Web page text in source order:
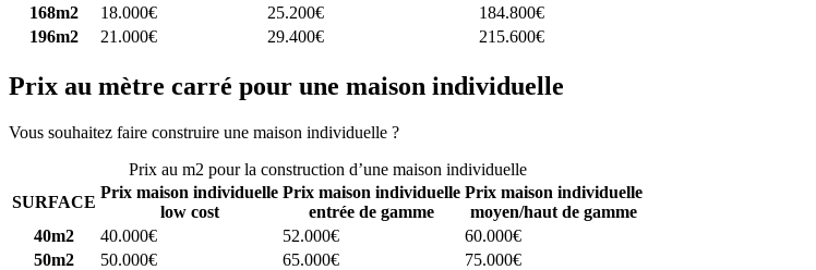
168m2
18.000€ 25.200€
184.800€
196m2
21.000€ 29.400€ 215.600€
Prix au mètre carré pour une maison individuelle
Vous souhaitez faire construire une maison individuelle ?
Prix au m2 pour la construction d’une maison individuelle
SURFACE
Prix maison individuelle
low cost
Prix maison individuelle
entrée de gamme
Prix maison individuelle
moyen/haut de gamme
40m2
40.000€ 52.000€
60.000€
50m2
50.000€ 65.000€
75.000€